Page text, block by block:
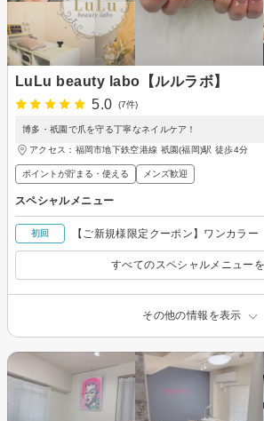
LuLu beauty labo【ルルラボ】
5.0
(7件)
博多・祇園で爪を守る丁寧なネイルケア！
アクセス：福岡市地下鉄空港線 祇園(福岡)駅 徒歩4分
ポイントが貯まる・使える メンズ歓迎
スペシャルメニュー
初回 【ご新規様限定クーポン】ワンカラー
すべてのスペシャルメニュー
その他の情報を表示